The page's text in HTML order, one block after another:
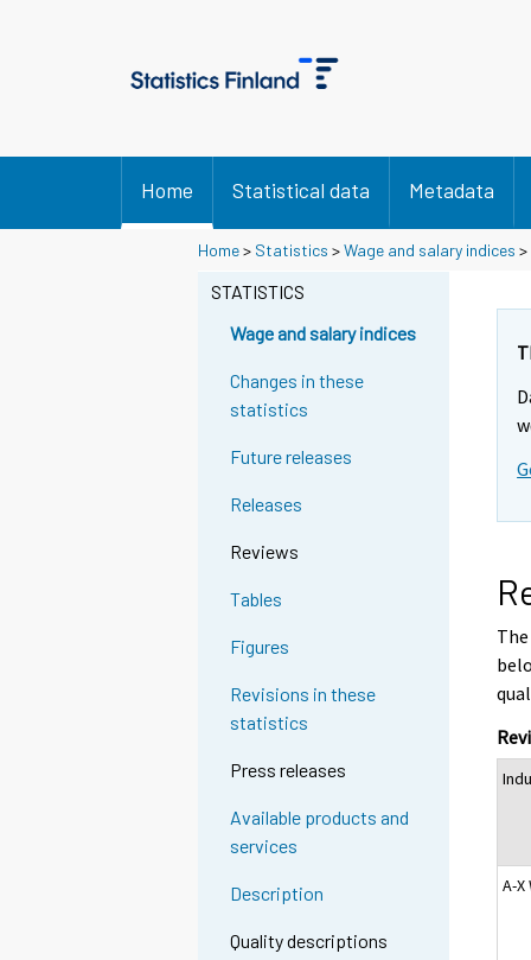
Home Statistical data Metadata
Home> Statistics >Wage and salary indices >
STATISTICS
Wage and salary indices
Changes in these
statistics
Future releases
Releases
Reviews
Tables
Figures
Revisions in these
statistics
Press releases
Available products and
services
Description
Quality descriptions
A-